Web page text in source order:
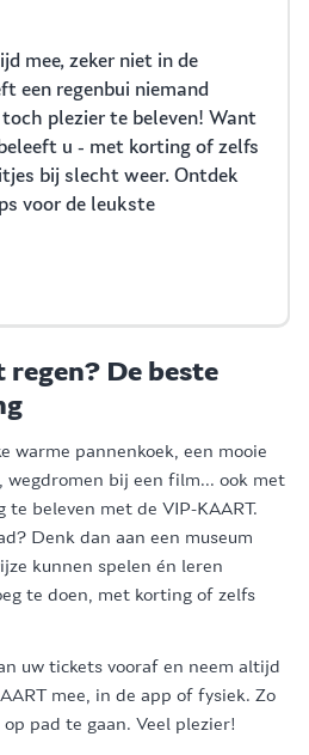
mee, zeker niet in de
een regenbui niemand
plezier te beleven! Want
u - met korting of zelfs
bij slecht weer. Ontdek
voor de leukste
De beste
warme pannenkoek, een mooie
wegdromen bij een film... ook met
te beleven met de VIP-KAART.
Denk dan aan een museum
kunnen spelen én leren
te doen, met korting of zelfs
uw tickets vooraf en neem altijd
mee, in de app of fysiek. Zo
pad te gaan. Veel plezier!